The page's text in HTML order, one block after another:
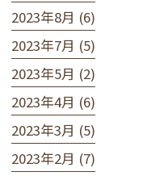
2023年8月 (6)
2023年7月 (5)
2023年5月 (2)
2023年4月 (6)
2023年3月 (5)
2023年2月 (7)